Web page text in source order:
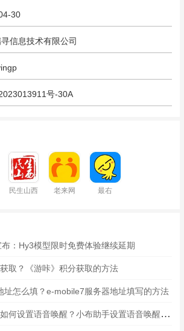
30
信息技术有限公司
号-30A
民生山西 老来网 最右
：Hy3模型限时免费体验继续延期
取？《游咔》积分获取的方法
址怎么填？e-mobile7服务器地址填写的方法
小布智能语音助手如何设置语音唤醒？小布助手设置语音唤醒的方法